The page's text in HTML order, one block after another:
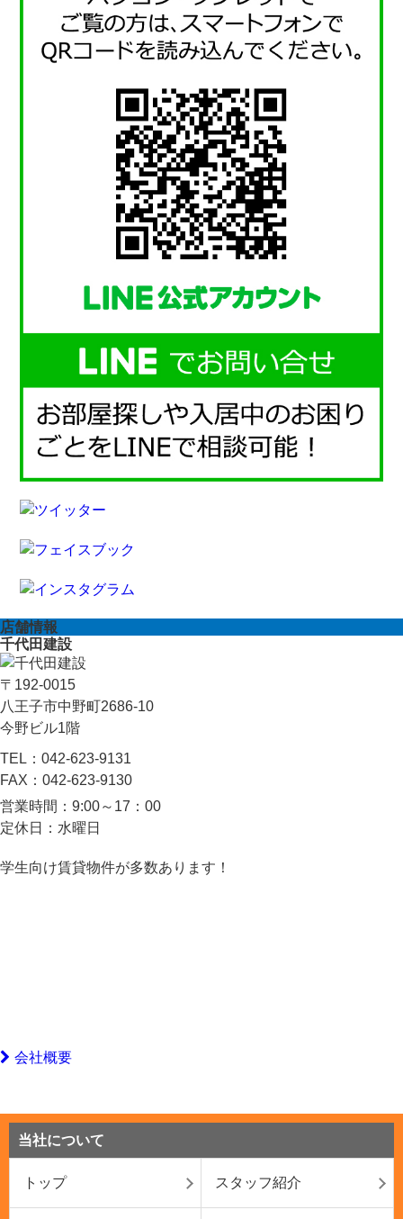
店舗情報
千代田建設
〒192-0015
八王子市中野町2686-10
今野ビル1階
TEL： 042-623-9131
FAX： 042-623-9130
営業時間： 9:00～17：00
定休日： 水曜日
学生向け賃貸物件が多数あります！
会社概要
当社について
トップ スタッフ紹介